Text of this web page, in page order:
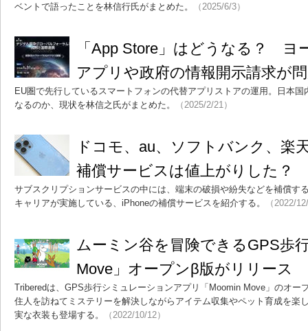
ベントで語ったことを林信行氏がまとめた。
（2025/6/3）
「App Store」はどうなる？ ヨ
アプリや政府の情報開示請求が
EU圏で先行しているスマートフォンの代替アプリストアの運用。日本
なるのか、現状を林信之氏がまとめた。
（2025/2/21）
ドコモ、au、ソフトバンク、楽
補償サービスは値上がりした？
サブスクリプションサービスの中には、端末の破損や紛失などを補償す
キャリアが実施している、iPhoneの補償サービスを紹介する。
（2022/
ムーミン谷を冒険できるGPS歩
Move」オープンβ版がリリース
Triberedは、GPS歩行シミュレーションアプリ「Moomin Move」のオー
住人を訪ねてミステリーを解決しながらアイテム収集やペット育成を楽
実な衣装も登場する。
（2022/10/12）